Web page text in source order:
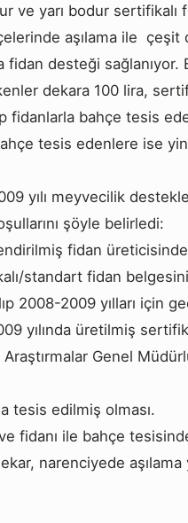
ve yarı bodur
aşılama ile
fidan desteği
dekara 100 lira,
fidanlarla bahçe tesis
tesis edenlere ise
yılı meyvecilik
şöyle belirledi:
fidan
standart fidan belgesini
2008-2009 yılları için
yılında üretilmiş
Araştırmalar Genel
tesis edilmiş olması.
fidanı ile bahçe
narenciyede